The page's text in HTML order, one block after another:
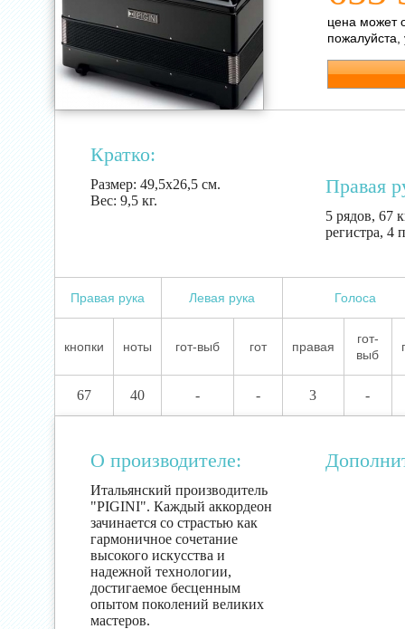
цена может
пожалуйста,
Кратко:
Размер: 49,5х26,5 см.
Вес: 9,5 кг.
Правая
5 рядов, 67
регистра, 4
Правая рука Левая рука Голоса
кнопки ноты гот-выб гот правая
гот-
выб
67 40 - - 3 -
О производителе:
Итальянский производитель
"PIGINI". Каждый аккордеон
зачинается со страстью как
гармоничное сочетание
высокого искусства и
надежной технологии,
достигаемое бесценным
опытом поколений великих
мастеров.